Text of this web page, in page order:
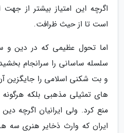
اگرچه این امتیاز بیشتر از
است تا از حیث ظرافت.
اما تحول عظیمی که در دین و
سلسله ساسانی را سرانجام
و بت شکنی اسلامی را جایگزین
های تمثیلی مذهبی بلکه
منع کرد. ولی ایرانیان اگرچه دین
ایران که وارث ذخایر هنری سه